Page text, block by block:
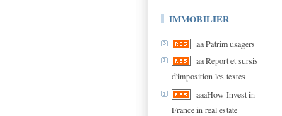
IMMOBILIER
aa Patrim usagers
aa Report et sursis
d'imposition les textes
aaaHow Invest in
France in real estate